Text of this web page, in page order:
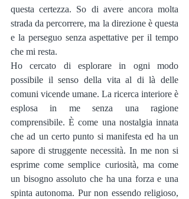
questa certezza. So di avere ancora molta
strada da percorrere, ma la direzione è questa
e la perseguo senza aspettative per il tempo
che mi resta.
Ho cercato di esplorare in ogni modo
possibile il senso della vita al di là delle
comuni vicende umane. La ricerca interiore è
esplosa in me senza una ragione
comprensibile. È come una nostalgia innata
che ad un certo punto si manifesta ed ha un
sapore di struggente necessità. In me non si
esprime come semplice curiosità, ma come
un bisogno assoluto che ha una forza e una
spinta autonoma. Pur non essendo religioso,